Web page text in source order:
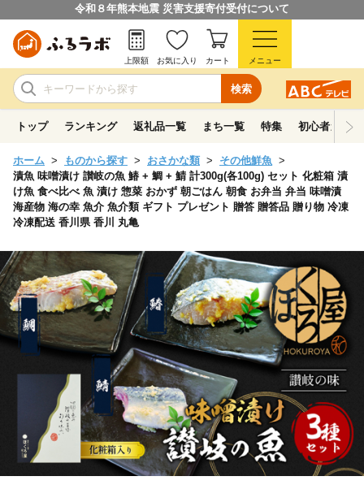
令和８年熊本地震 災害支援寄付受付について
検索
上限額 お気に入り カート メニュー
トップ ランキング 返礼品一覧 まち一覧 特集 初心者ガイド
ホーム ものから探す おさかな類
その他鮮魚
漬魚 味噌漬け 讃岐の魚 鰆 + 鯛 + 鯖 計300g(各100g) セット 化粧箱 漬
け魚 食べ比べ 魚 漬け 惣菜 おかず 朝ごはん 朝食 お弁当 弁当 味噌漬
海産物 海の幸 魚介 魚介類 ギフト プレゼント 贈答 贈答品 贈り物 冷凍
冷凍配送 香川県 香川 丸亀